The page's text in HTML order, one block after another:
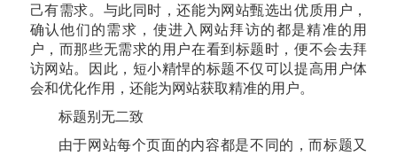
己有需求。与此同时，还能为网站甄选出优质用户，
确认他们的需求，使进入网站拜访的都是精准的用
户，而那些无需求的用户在看到标题时，便不会去拜
访网站。因此，短小精悍的标题不仅可以提高用户体
会和优化作用，还能为网站获取精准的用户。
标题别无二致
由于网站每个页面的内容都是不同的，而标题又